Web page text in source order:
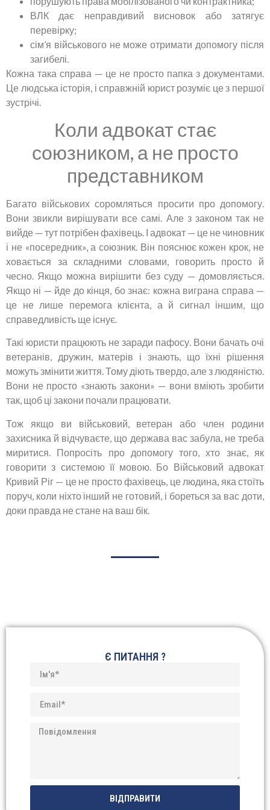
ВЛК дає неправдивий висновок або затягує
перевірку;
сім’я військового не може отримати допомогу після
загибелі.
Кожна така справа — це не просто папка з документами.
Це людська історія, і справжній юрист розуміє це з першої
зустрічі.
Коли адвокат стає
союзником, а не просто
представником
Багато військових соромляться просити про допомогу.
Вони звикли вирішувати все самі. Але з законом так не
вийде — тут потрібен фахівець. І адвокат — це не чиновник
і не «посередник», а союзник. Він пояснює кожен крок, не
ховається за складними словами, говорить просто й
чесно. Якщо можна вирішити без суду — домовляється.
Якщо ні — йде до кінця, бо знає: кожна виграна справа —
це не лише перемога клієнта, а й сигнал іншим, що
справедливість ще існує.
Такі юристи працюють не заради пафосу. Вони бачать очі
ветеранів, дружин, матерів і знають, що їхні рішення
можуть змінити життя. Тому діють твердо, але з людяністю.
Вони не просто «знають закони» — вони вміють зробити
так, щоб ці закони почали працювати.
Тож якщо ви військовий, ветеран або член родини
захисника й відчуваєте, що держава вас забула, не треба
миритися. Попросіть про допомогу того, хто знає, як
говорити з системою її мовою. Бо Військовий адвокат
Кривий Ріг — це не просто фахівець, це людина, яка стоїть
поруч, коли ніхто інший не готовий, і бореться за вас доти,
доки правда не стане на ваш бік.
Є ПИТАННЯ ?
ВІДПРАВИТИ